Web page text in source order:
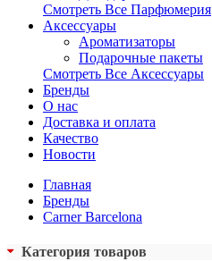
Смотреть Все Парфюмерия
Аксессуары
Ароматизаторы
Подарочные пакеты
Смотреть Все Аксессуары
Бренды
О нас
Доставка и оплата
Качество
Новости
Главная
Бренды
Carner Barcelona
Категория товаров